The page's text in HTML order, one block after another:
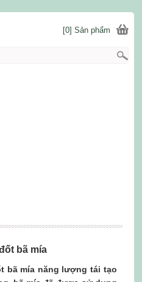
bã mía
bã mía năng lượng tái tạo
[0] Sản phẩm